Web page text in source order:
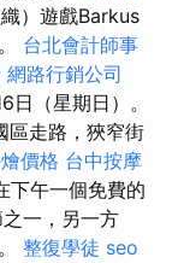
）遊戲Barkus
台北會計師事
網路行銷公司
（星期日）。
區走路，狹窄街
價格 台中按摩
下午一個免費的
一，另一方
整復學徒 seo